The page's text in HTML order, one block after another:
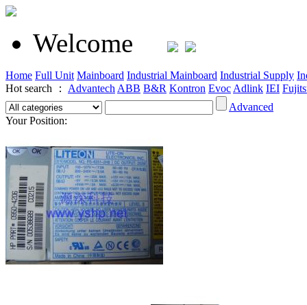
Welcome
Home Full Unit Mainboard Industrial Mainboard Industrial Supply
Hot search ： Advantech ABB B&R Kontron Evoc Adlink IEI
Advanced
Your Position: